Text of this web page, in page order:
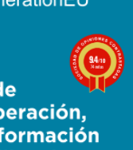
9.4/10
74 notas